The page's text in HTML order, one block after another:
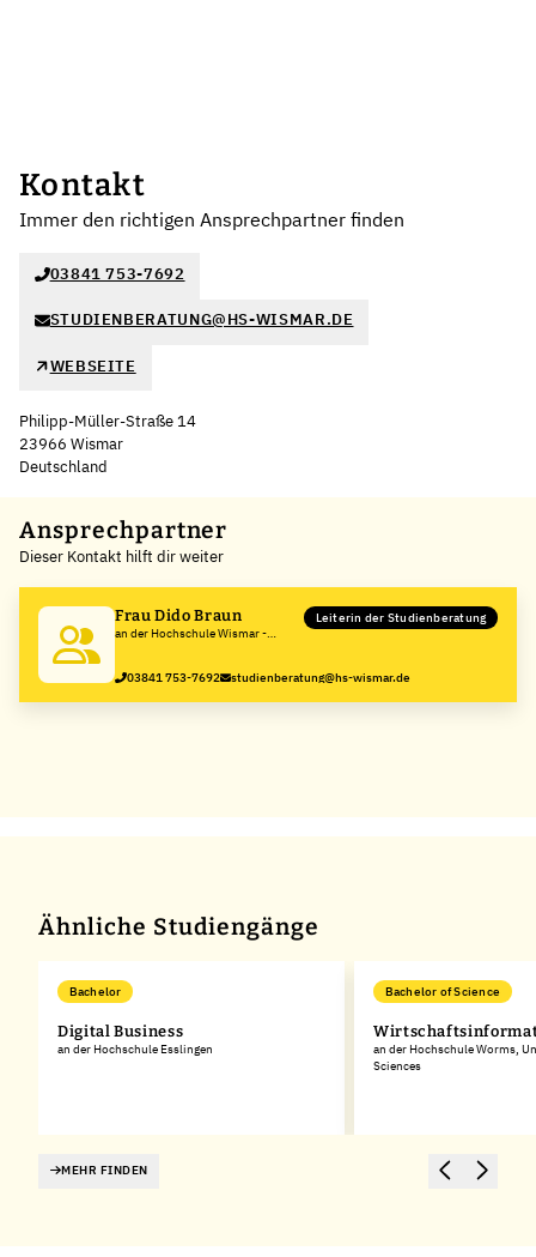
Kontakt
Immer den richtigen Ansprechpartner finden
03841 753-7692
STUDIENBERATUNG@HS-WISMAR.DE
WEBSEITE
Philipp-Müller-Straße 14
23966 Wismar
Deutschland
+
−
Ansprechpartner
Dieser Kontakt hilft dir weiter
Frau Dido Braun
an der Hochschule Wismar -
Leiterin der Studienberatung
03841 753-7692 studienberatung@hs-wismar.de
Ähnliche Studiengänge
Bachelor
Digital Business
an der Hochschule Esslingen
Bachelor of Science
an der Hochschule Worms,
Sciences
MEHR FINDEN